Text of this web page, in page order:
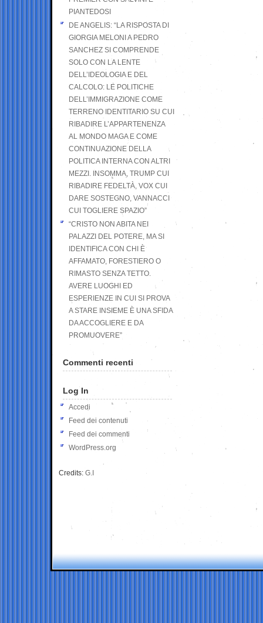
PIANTEDOSI
DE ANGELIS: “LA RISPOSTA DI
GIORGIA MELONI A PEDRO
SANCHEZ SI COMPRENDE
SOLO CON LA LENTE
DELL’IDEOLOGIA E DEL
CALCOLO: LE POLITICHE
DELL’IMMIGRAZIONE COME
TERRENO IDENTITARIO SU CUI
RIBADIRE L’APPARTENENZA
AL MONDO MAGA E COME
CONTINUAZIONE DELLA
POLITICA INTERNA CON ALTRI
MEZZI. INSOMMA, TRUMP CUI
RIBADIRE FEDELTÀ, VOX CUI
DARE SOSTEGNO, VANNACCI
CUI TOGLIERE SPAZIO”
“CRISTO NON ABITA NEI
PALAZZI DEL POTERE, MA SI
IDENTIFICA CON CHI È
AFFAMATO, FORESTIERO O
RIMASTO SENZA TETTO.
AVERE LUOGHI ED
ESPERIENZE IN CUI SI PROVA
A STARE INSIEME È UNA SFIDA
DA ACCOGLIERE E DA
PROMUOVERE”
Commenti recenti
Log In
Accedi
Feed dei contenuti
Feed dei commenti
WordPress.org
Credits: G.I